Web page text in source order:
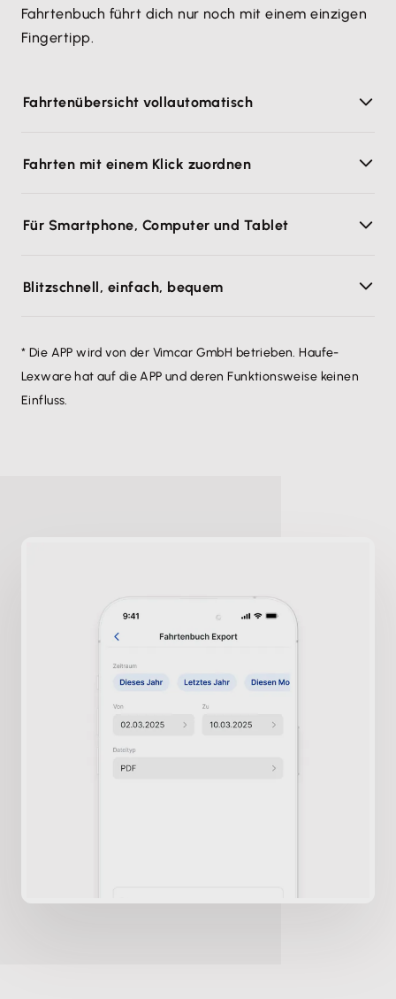
Fahrtenbuch führt dich nur noch mit einem einzigen
Fingertipp.
Fahrtenübersicht vollautomatisch
Fahrten mit einem Klick zuordnen
Für Smartphone, Computer und Tablet
Blitzschnell, einfach, bequem
* Die APP wird von der Vimcar GmbH betrieben. Haufe-
Lexware hat auf die APP und deren Funktionsweise keinen
Einfluss.